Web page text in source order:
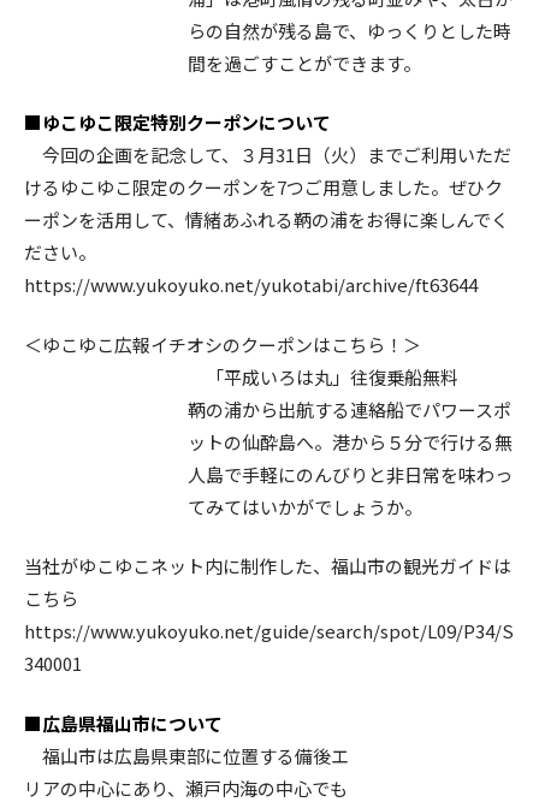
らの自然が残る島で、ゆっくりとした時
間を過ごすことができます。
■ゆこゆこ限定特別クーポンについて
今回の企画を記念して、３月31日（火）までご利用いただ
けるゆこゆこ限定のクーポンを7つご用意しました。ぜひク
ーポンを活用して、情緒あふれる鞆の浦をお得に楽しんでく
ださい。
https://www.yukoyuko.net/yukotabi/archive/ft63644
＜ゆこゆこ広報イチオシのクーポンはこちら！＞
「平成いろは丸」往復乗船無料
鞆の浦から出航する連絡船でパワースポ
ットの仙酔島へ。港から５分で行ける無
人島で手軽にのんびりと非日常を味わっ
てみてはいかがでしょうか。
当社がゆこゆこネット内に制作した、福山市の観光ガイドは
こちら
https://www.yukoyuko.net/guide/search/spot/L09/P34/S
340001
■広島県福山市について
福山市は広島県東部に位置する備後エ
リアの中心にあり、瀬戸内海の中心でも